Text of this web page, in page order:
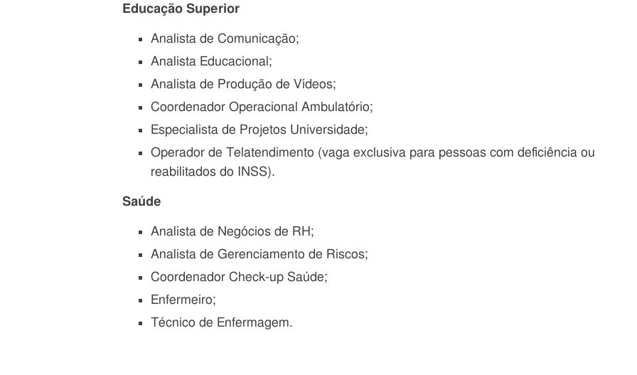
Educação Superior
Analista de Comunicação;
Analista Educacional;
Analista de Produção de Vídeos;
Coordenador Operacional Ambulatório;
Especialista de Projetos Universidade;
Operador de Telatendimento (vaga exclusiva para pessoas com deficiência ou
reabilitados do INSS).
Saúde
Analista de Negócios de RH;
Analista de Gerenciamento de Riscos;
Coordenador Check-up Saúde;
Enfermeiro;
Técnico de Enfermagem.